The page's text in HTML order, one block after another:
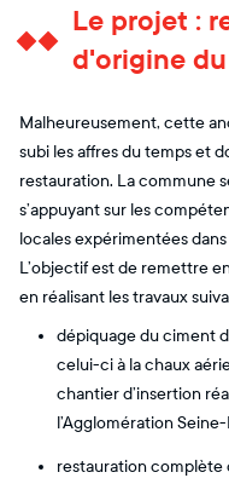
Le projet :
d'origine
Malheureusement, cette
subi les affres du temps et
restauration. La commune
s’appuyant sur les
locales expérimentées
L’objectif est de remettre
en réalisant les travaux
dépiquage du ciment
celui-ci à la chaux
chantier d’insertion
l’Agglomération
restauration complète